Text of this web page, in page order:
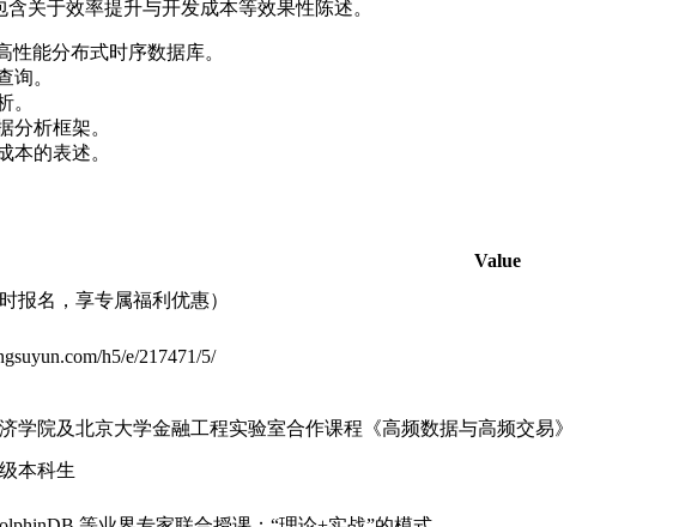
关于效率提升与开发成本等效果性陈述。
能分布式时序数据库。
询。
。
分析框架。
本的表述。
Value
报名，享专属福利优惠）
h5/e/217471/5/
学院及北京大学金融工程实验室合作课程《高频数据与高频交易》
本科生